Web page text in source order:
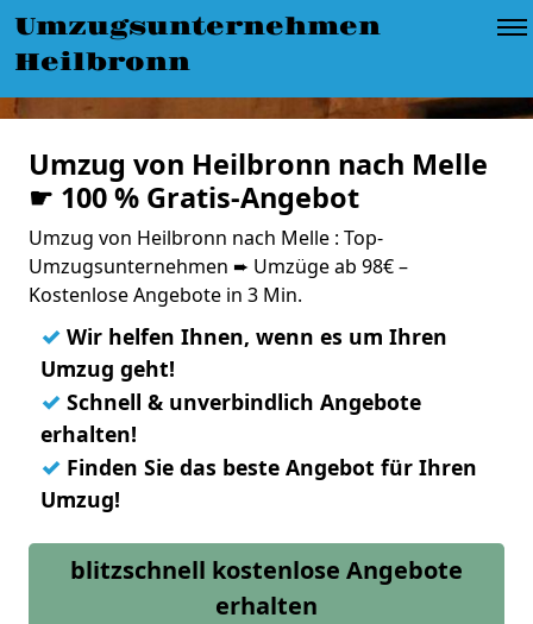
Umzugsunternehmen
Heilbronn
Umzug von Heilbronn nach Melle
☛ 100 % Gratis-Angebot
Umzug von Heilbronn nach Melle : Top-
Umzugsunternehmen ➨ Umzüge ab 98€ –
Kostenlose Angebote in 3 Min.
✓ Wir helfen Ihnen, wenn es um Ihren
Umzug geht!
✓ Schnell & unverbindlich Angebote
erhalten!
✓ Finden Sie das beste Angebot für Ihren
Umzug!
blitzschnell kostenlose Angebote
erhalten